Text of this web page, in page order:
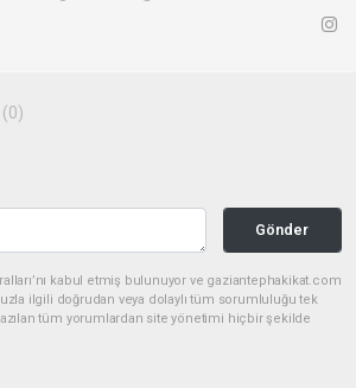
(0)
Gönder
kabul etmiş bulunuyor ve gaziantephakikat.com
ilgili doğrudan veya dolaylı tüm sorumluluğu tek
tüm yorumlardan site yönetimi hiçbir şekilde